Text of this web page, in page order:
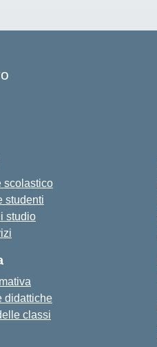
scolastico
studenti
studio
didattiche
classi